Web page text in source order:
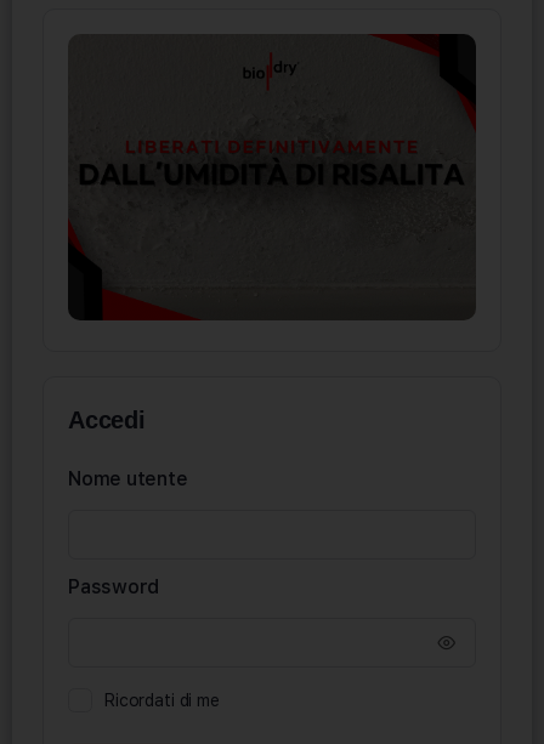
Accedi
Nome utente
Password
Ricordati di me